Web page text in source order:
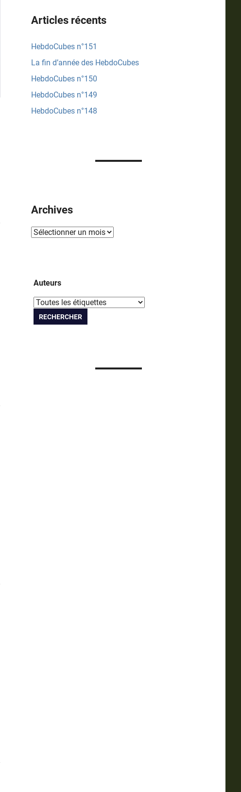
Articles récents
HebdoCubes n°151
La fin d’année des HebdoCubes
HebdoCubes n°150
HebdoCubes n°149
HebdoCubes n°148
Archives
Auteurs